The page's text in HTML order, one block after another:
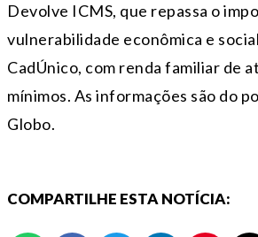
Devolve ICMS, que repassa o
vulnerabilidade econômica e
CadÚnico, com renda familiar de
mínimos. As informações são do
Globo.
COMPARTILHE ESTA NOTÍCIA: